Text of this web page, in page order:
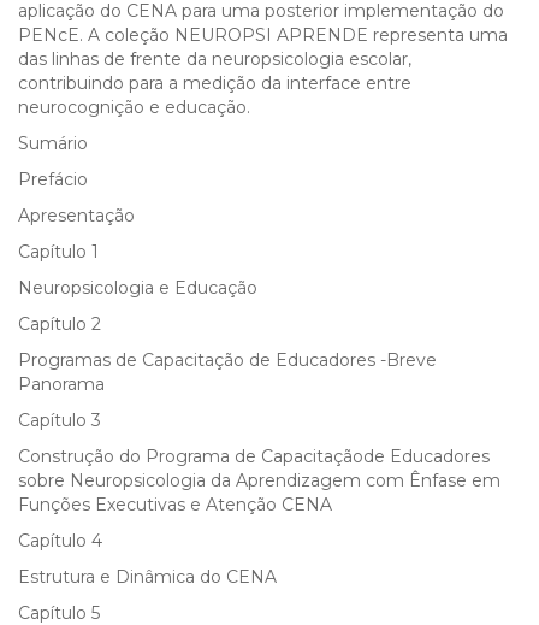
aplicação do CENA para uma posterior implementação do
PENcE. A coleção NEUROPSI APRENDE representa uma
das linhas de frente da neuropsicologia escolar,
contribuindo para a medição da interface entre
neurocognição e educação.
Sumário
Prefácio
Apresentação
Capítulo 1
Neuropsicologia e Educação
Capítulo 2
Programas de Capacitação de Educadores -Breve
Panorama
Capítulo 3
Construção do Programa de Capacitaçãode Educadores
sobre Neuropsicologia da Aprendizagem com Ênfase em
Funções Executivas e Atenção CENA
Capítulo 4
Estrutura e Dinâmica do CENA
Capítulo 5